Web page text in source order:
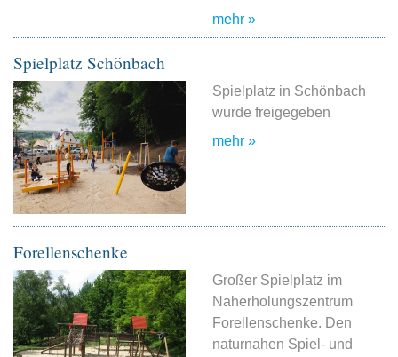
mehr »
Spielplatz Schönbach
Spielplatz in Schönbach
wurde freigegeben
mehr »
Forellenschenke
Großer Spielplatz im
Naherholungszentrum
Forellenschenke. Den
naturnahen Spiel- und